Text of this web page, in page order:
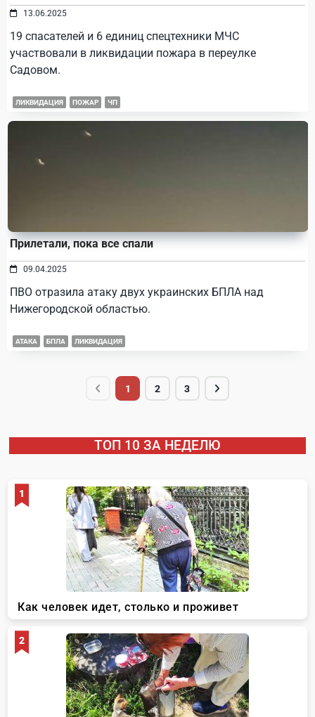
13.06.2025
19 спасателей и 6 единиц спецтехники МЧС
участвовали в ликвидации пожара в переулке
Садовом.
ЛИКВИДАЦИЯ ПОЖАР ЧП
Прилетали, пока все спали
09.04.2025
ПВО отразила атаку двух украинских БПЛА над
Нижегородской областью.
АТАКА БПЛА ЛИКВИДАЦИЯ
1 2 3
ТОП 10 ЗА НЕДЕЛЮ